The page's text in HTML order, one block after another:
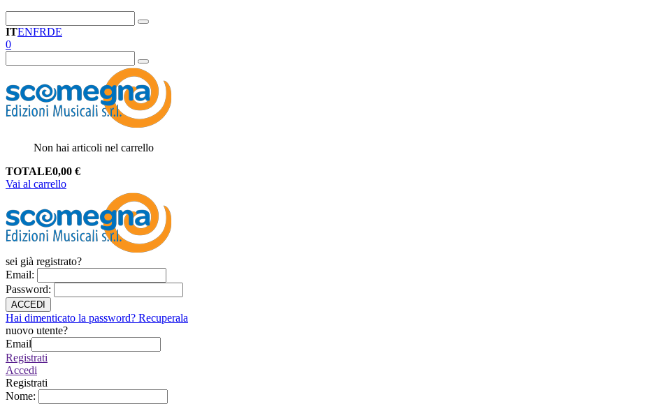
ITENFRDE
0
Non hai articoli nel carrello
TOTALE0,00 €
Vai al carrello
sei già registrato?
Email:
Password:
ACCEDI
Hai dimenticato la password? Recuperala
nuovo utente?
Email
Registrati
Accedi
Registrati
Nome: